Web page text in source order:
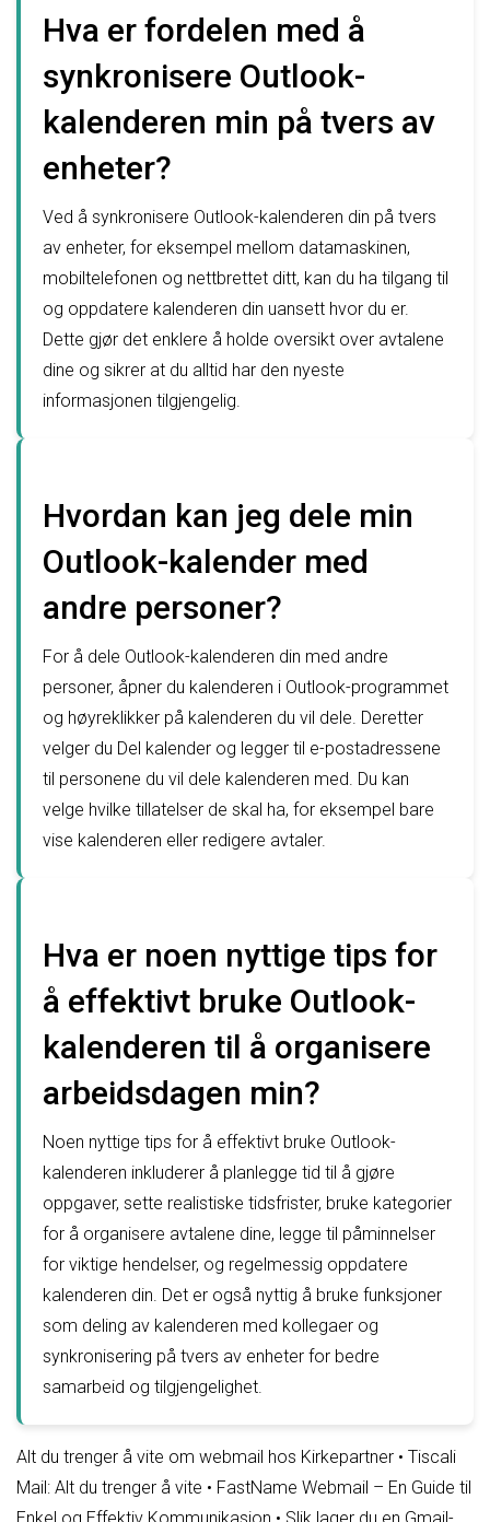
Hva er fordelen med å
synkronisere Outlook-
kalenderen min på tvers av
enheter?
Ved å synkronisere Outlook-kalenderen din på tvers
av enheter, for eksempel mellom datamaskinen,
mobiltelefonen og nettbrettet ditt, kan du ha tilgang til
og oppdatere kalenderen din uansett hvor du er.
Dette gjør det enklere å holde oversikt over avtalene
dine og sikrer at du alltid har den nyeste
informasjonen tilgjengelig.
Hvordan kan jeg dele min
Outlook-kalender med
andre personer?
For å dele Outlook-kalenderen din med andre
personer, åpner du kalenderen i Outlook-programmet
og høyreklikker på kalenderen du vil dele. Deretter
velger du Del kalender og legger til e-postadressene
til personene du vil dele kalenderen med. Du kan
velge hvilke tillatelser de skal ha, for eksempel bare
vise kalenderen eller redigere avtaler.
Hva er noen nyttige tips for
å effektivt bruke Outlook-
kalenderen til å organisere
arbeidsdagen min?
Noen nyttige tips for å effektivt bruke Outlook-
kalenderen inkluderer å planlegge tid til å gjøre
oppgaver, sette realistiske tidsfrister, bruke kategorier
for å organisere avtalene dine, legge til påminnelser
for viktige hendelser, og regelmessig oppdatere
kalenderen din. Det er også nyttig å bruke funksjoner
som deling av kalenderen med kollegaer og
synkronisering på tvers av enheter for bedre
samarbeid og tilgjengelighet.
Alt du trenger å vite om webmail hos Kirkepartner • Tiscali
Mail: Alt du trenger å vite • FastName Webmail – En Guide til